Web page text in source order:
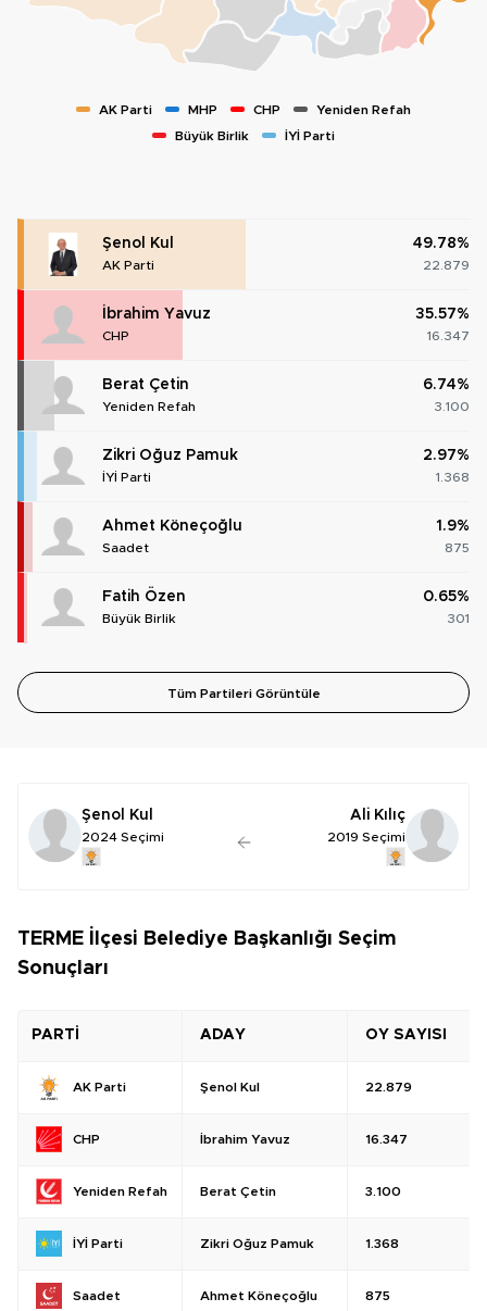
AK Parti MHP CHP
Yeniden Refah
Büyük Birlik
İYİ Parti
Şenol Kul
AK Parti
49.78%
22.879
İbrahim Yavuz
CHP
35.57%
16.347
Berat Çetin
Yeniden Refah
6.74%
3.100
Zikri Oğuz Pamuk
İYİ Parti
2.97%
1.368
Ahmet Köneçoğlu
Saadet
1.9%
875
Fatih Özen
Büyük Birlik
0.65%
301
Tüm Partileri Görüntüle
Şenol Kul
2024 Seçimi
Ali Kılıç
2019 Seçimi
TERME İlçesi Belediye Başkanlığı Seçim
Sonuçları
PARTİ ADAY OY SAYISI
AK Parti Şenol Kul 22.879
CHP İbrahim Yavuz 16.347
Yeniden Refah Berat Çetin 3.100
İYİ Parti Zikri Oğuz Pamuk 1.368
Saadet Ahmet Köneçoğlu 875